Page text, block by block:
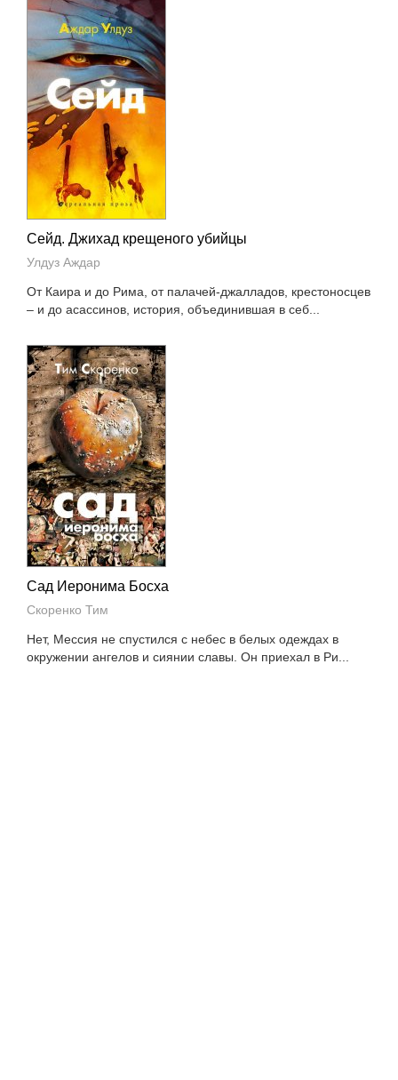
Сейд. Джихад крещеного убийцы
Улдуз Аждар
От Каира и до Рима, от палачей-джалладов, крестоносцев
– и до асассинов, история, объединившая в себ...
Сад Иеронима Босха
Скоренко Тим
Нет, Мессия не спустился с небес в белых одеждах в
окружении ангелов и сиянии славы. Он приехал в Ри...